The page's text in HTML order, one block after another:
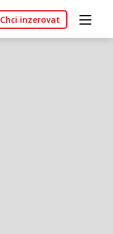
Chci inzerovat